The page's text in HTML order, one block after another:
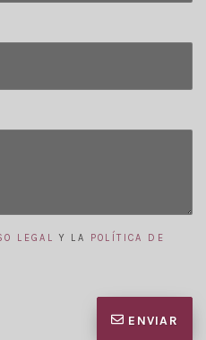
LEGAL Y LA
POLÍTICA DE
ENVIAR